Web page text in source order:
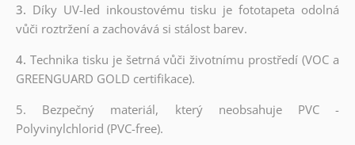
3. Díky UV-led inkoustovému tisku je fototapeta odolná
vůči roztržení a zachovává si stálost barev.
4. Technika tisku je šetrná vůči životnímu prostředí (VOC a
GREENGUARD GOLD certifikace).
5. Bezpečný materiál, který neobsahuje PVC -
Polyvinylchlorid (PVC-free).